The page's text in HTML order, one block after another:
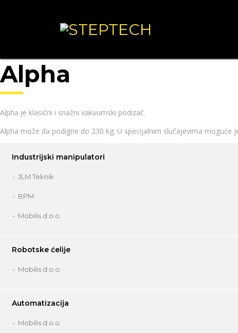
Alpha
Alpha je klasični i snažni vakuumski podizač.
Alpha može da podigne do 230 kg. U specijalnim slučajevima
Industrijski manipulatori
JLM Teknik
BPM
Mobilis d.o.o.
Robotske ćelije
Mobilis d.o.o.
Automatizacija
Mobilis d.o.o.